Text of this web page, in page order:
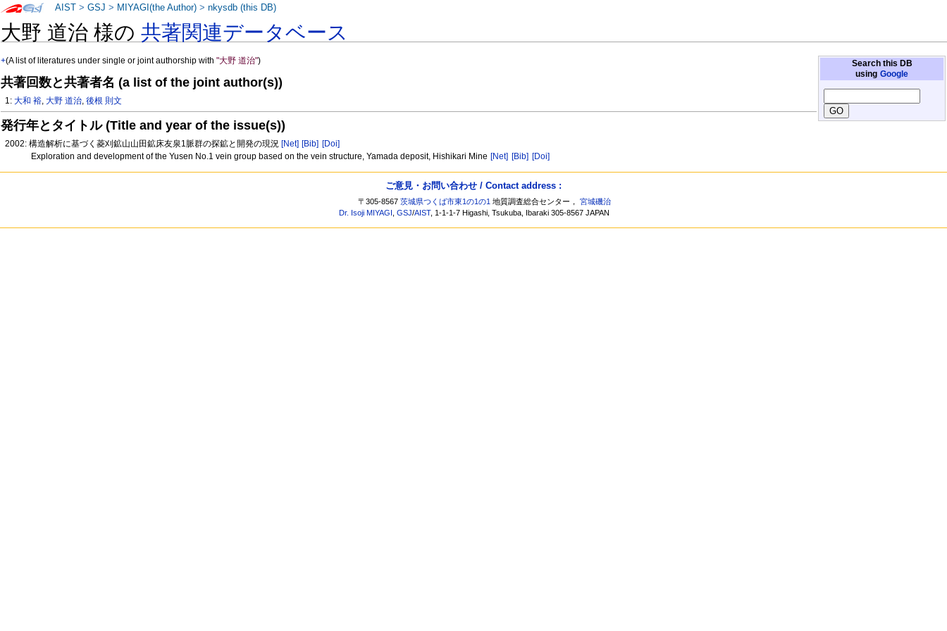
大野 道治 様の共著関連データベース
Search this DB
using Google
+(A list of literatures under single or joint authorship with"大野 道治")
共著回数と共著者名 (a list of the joint author(s))
1:大和 裕,大野 道治,後根 則文
発行年とタイトル (Title and year of the issue(s))
2002: 構造解析に基づく菱刈鉱山山田鉱床友泉1脈群の探鉱と開発の現況 [Net] [Bib] [Doi]
Exploration and development of the Yusen No.1 vein group based on the vein structure, Yamada deposit, Hishikari Mine [Net] [Bib] [Doi]
AIST >GSJ > MIYAGI(the Author) >nkysdb (this DB)
ご意見・お問い合わせ / Contact address :
〒305-8567茨城県つくば市東1の1の1 地質調査総合センター，宮城磯治
Dr. Isoji MIYAGI ,GSJ/AIST, 1-1-1-7 Higashi, Tsukuba, Ibaraki 305-8567 JAPAN